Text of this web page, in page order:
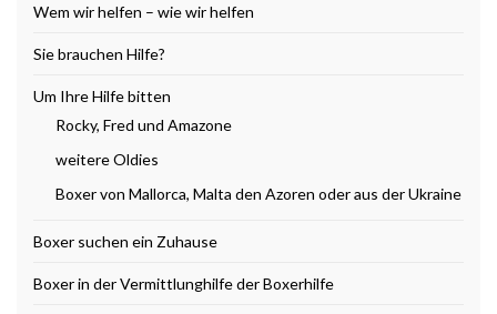
Wem wir helfen – wie wir helfen
Sie brauchen Hilfe?
Um Ihre Hilfe bitten
Rocky, Fred und Amazone
weitere Oldies
Boxer von Mallorca, Malta den Azoren oder aus der Ukraine
Boxer suchen ein Zuhause
Boxer in der Vermittlunghilfe der Boxerhilfe